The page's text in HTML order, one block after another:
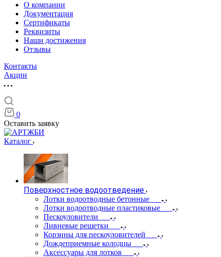
О компании
Документация
Сертификаты
Реквизиты
Наши достижения
Отзывы
Контакты
Акции
0
Оставить заявку
Каталог
Поверхностное водоотведение
Лотки водоотводные бетонные
Лотки водоотводные пластиковые
Пескоуловители
Ливневые решетки
Корзины для пескоуловителей
Дождеприемные колодцы
Аксессуары для лотков